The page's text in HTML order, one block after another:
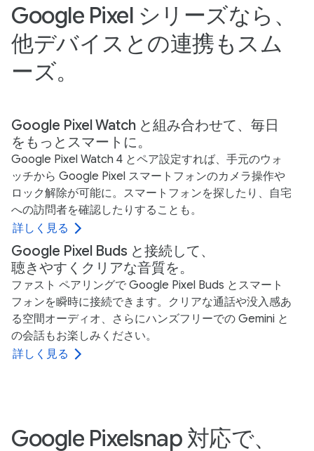
Google Pixel シリーズなら、
他デバイスとの連携もスム
ーズ。
Google Pixel Watch と組み合わせて、毎日
をもっとスマートに。
Google Pixel Watch 4 とペア設定すれば、手元のウォ
ッチから Google Pixel スマートフォンのカメラ操作や
ロック解除が可能に。スマートフォンを探したり、自宅
への訪問者を確認したりすることも。
詳しく見る
Google Pixel Buds と接続して、
聴きやすくクリアな音質を。
ファスト ペアリングで Google Pixel Buds とスマート
フォンを瞬時に接続できます。クリアな通話や没入感あ
る空間オーディオ、さらにハンズフリーでの Gemini と
の会話もお楽しみください。
詳しく見る
Google Pixelsnap 対応で、